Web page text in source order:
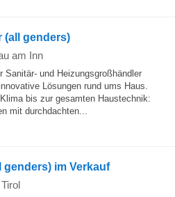
(all genders)
am Inn
Sanitär- und Heizungsgroßhändler
Lösungen rund ums Haus.
bis zur gesamten Haustechnik:
mit durchdachten...
im Verkauf